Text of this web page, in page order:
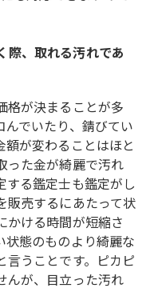
際、取れる汚れであ
格が決まることが多
でいたり、錆びてい
が変わることはほと
った金が綺麗で汚れ
る鑑定士も鑑定がし
販売するにあたって状
かける時間が短縮さ
状態のものより綺麗な
うことです。ピカピ
んが、目立った汚れ